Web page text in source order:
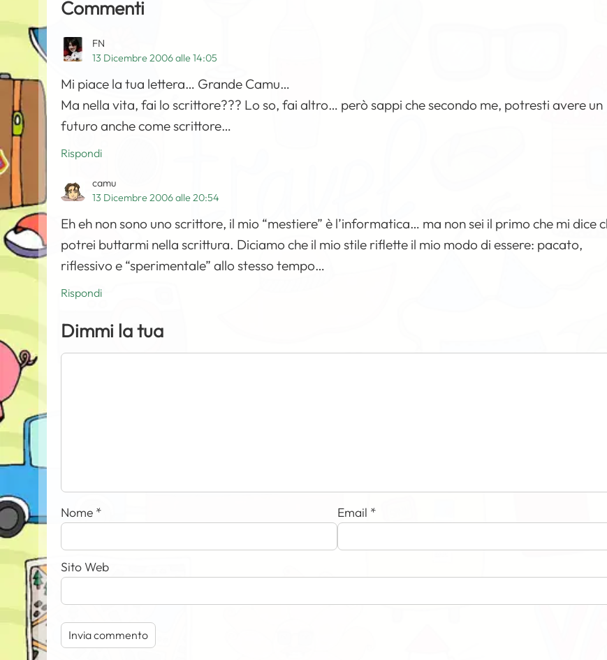
Commenti
FN
13 Dicembre 2006 alle 14:05
Mi piace la tua lettera… Grande Camu…
Ma nella vita, fai lo scrittore??? Lo so, fai altro… però sappi che secondo me, potresti avere un
futuro anche come scrittore…
Rispondi
camu
13 Dicembre 2006 alle 20:54
Eh eh non sono uno scrittore, il mio “mestiere” è l’informatica… ma non sei il primo che mi dice
potrei buttarmi nella scrittura. Diciamo che il mio stile riflette il mio modo di essere: pacato,
riflessivo e “sperimentale” allo stesso tempo…
Rispondi
Dimmi la tua
Nome * Email *
Sito Web